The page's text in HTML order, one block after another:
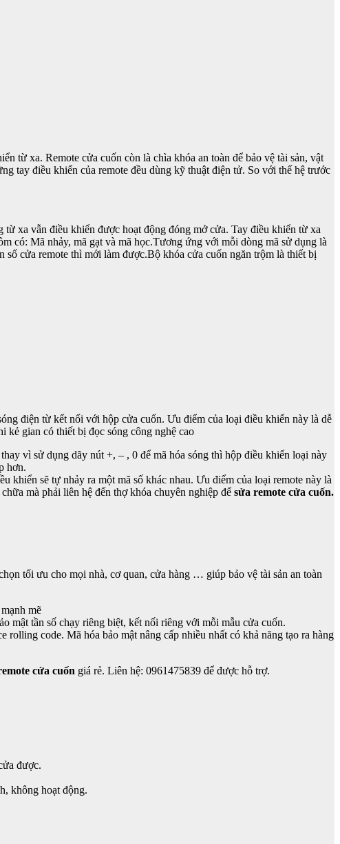
từ xa. Remote cửa cuốn còn là chìa khóa an toàn để bảo vệ tài sản, vật
tay điều khiển của remote đều dùng kỹ thuật điện tử. So với thế hệ trước
xa vẫn điều khiển được hoạt động đóng mở cửa. Tay điều khiển từ xa
có: Mã nhảy, mã gạt và mã học.Tương ứng với mỗi dòng mã sử dụng là
số cửa remote thì mới làm được.Bộ khóa cửa cuốn ngăn trộm là thiết bị
điện từ kết nối với hộp cửa cuốn. Ưu điểm của loại điều khiển này là dễ
kẻ gian có thiết bị đọc sóng công nghệ cao
vì sử dụng dãy nút +, – , 0 để mã hóa sóng thì hộp điều khiển loại này
hơn.
khiển sẽ tự nhảy ra một mã số khác nhau. Ưu điểm của loại remote này là
mà phải liên hệ đến thợ khóa chuyên nghiệp để sửa remote cửa cuốn.
tối ưu cho mọi nhà, cơ quan, cửa hàng … giúp bảo vệ tài sản an toàn
mẽ
mật tần số chạy riêng biệt, kết nối riêng với mỗi mẫu cửa cuốn.
code. Mã hóa bảo mật nâng cấp nhiều nhất có khả năng tạo ra hàng
cửa cuốn giá rẻ. Liên hệ: 0961475839 để được hỗ trợ.
được.
không hoạt động.